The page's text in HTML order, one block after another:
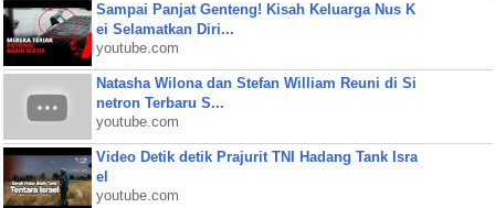
Sampai Panjat Genteng! Kisah Keluarga Nus K
ei Selamatkan Diri...
youtube.com
Natasha Wilona dan Stefan William Reuni di Si
netron Terbaru S...
youtube.com
Video Detik detik Prajurit TNI Hadang Tank Isra
el
youtube.com